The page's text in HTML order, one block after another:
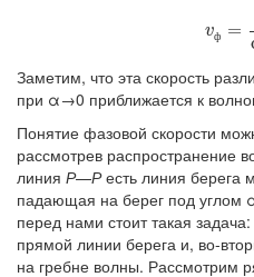
vф =
(2.15а)v
Заметим, что эта скорость
при α→0 приближается к
Понятие фазовой скорости
рассмотрев распространение
линия Р—Ресть линия берега
падающая на берег под углом
перед нами стоит такая
прямой линии берега и, во-
на гребне волны. Рассмотрим